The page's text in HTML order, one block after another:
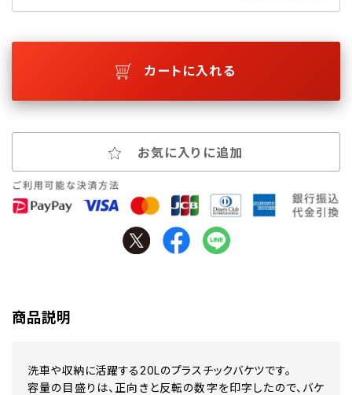
カートに入れる
お気に入りに追加
商品説明
洗車や収納に活躍する20Lのプラスチックバケツです。
容量の目盛りは、正向きと反転の数字を印字したので、バケ